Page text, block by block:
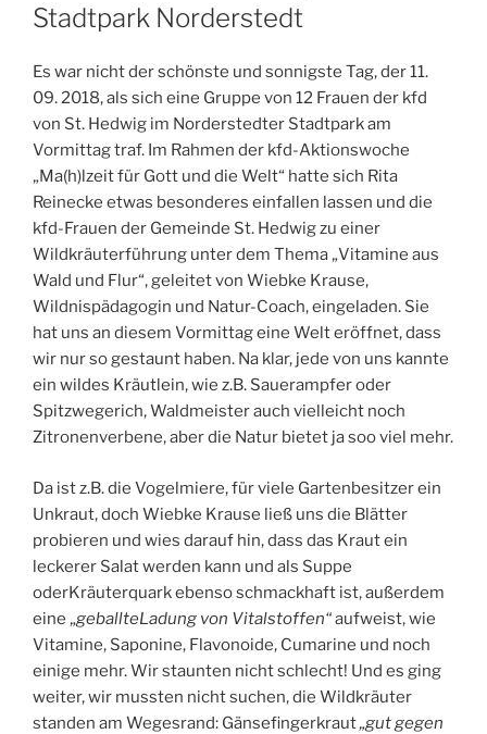
Stadtpark Norderstedt
Es war nicht der schönste und sonnigste Tag, der 11.
09. 2018, als sich eine Gruppe von 12 Frauen der kfd
von St. Hedwig im Norderstedter Stadtpark am
Vormittag traf. Im Rahmen der kfd-Aktionswoche
„Ma(h)lzeit für Gott und die Welt“ hatte sich Rita
Reinecke etwas besonderes einfallen lassen und die
kfd-Frauen der Gemeinde St. Hedwig zu einer
Wildkräuterführung unter dem Thema „Vitamine aus
Wald und Flur“, geleitet von Wiebke Krause,
Wildnispädagogin und Natur-Coach, eingeladen. Sie
hat uns an diesem Vormittag eine Welt eröffnet, dass
wir nur so gestaunt haben. Na klar, jede von uns kannte
ein wildes Kräutlein, wie z.B. Sauerampfer oder
Spitzwegerich, Waldmeister auch vielleicht noch
Zitronenverbene, aber die Natur bietet ja soo viel mehr.
Da ist z.B. die Vogelmiere, für viele Gartenbesitzer ein
Unkraut, doch Wiebke Krause ließ uns die Blätter
probieren und wies darauf hin, dass das Kraut ein
leckerer Salat werden kann und als Suppe
oderKräuterquark ebenso schmackhaft ist, außerdem
eine „geballteLadung von Vitalstoffen“aufweist, wie
Vitamine, Saponine, Flavonoide, Cumarine und noch
einige mehr. Wir staunten nicht schlecht! Und es ging
weiter, wir mussten nicht suchen, die Wildkräuter
standen am Wegesrand: Gänsefingerkraut„gut gegen